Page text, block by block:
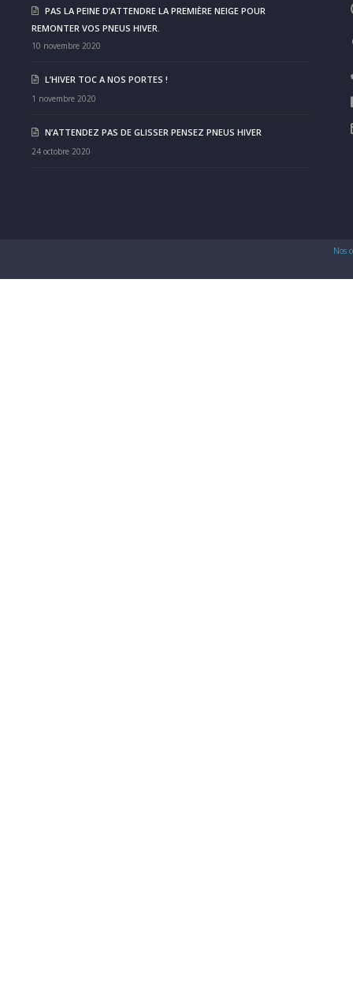
PAS LA PEINE D’ATTENDRE LA PREMIÈRE NEIGE POUR
REMONTER VOS PNEUS HIVER.
10 novembre 2020
L’HIVER TOC A NOS PORTES !
1 novembre 2020
N’ATTENDEZ PAS DE GLISSER PENSEZ PNEUS HIVER
24 octobre 2020
Nos